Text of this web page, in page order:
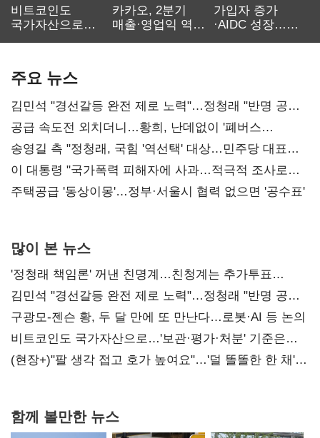
비트코인도
국가자산으로…'
카카오, 2분기
매출·영업익 역대
가입자 증가
·AIDC 성장…
주요 뉴스
김민석 "경선갈등 완전 제로 노력"…정청래 "반명 공세
사과부터"
공급 속도전 외치더니…황희, 난데없이 '폐버스
리모델링' 제안
송영길 측 "정청래, 국힘 '역선택' 대상…민주당 대표로
총선 지휘 못해"
이 대통령 "국가폭력 피해자에 사과…적극적 조사로
진실 밝혀야"
주택공급 '동상이몽'…정부·서울시 협력 없으면 '공수표'
많이 본 뉴스
'정청래 책임론' 꺼낸 친명계…친청계는 추가투표
때리기
김민석 "경선갈등 완전 제로 노력"…정청래 "반명 공세
사과부터"
구광모-젠슨 황, 두 달 만에 또 만난다…로봇·AI 등 논의
비트코인도 국가자산으로…'보관·평가·처분' 기준은
숙제
(현장+)"팔 생각 접고 호가 높여요"…'덜 똘똘한 한 채'
함께 볼만한 뉴스